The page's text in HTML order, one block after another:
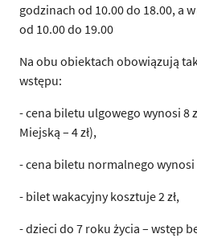
godzinach od 10.00 do 18.00, a
od 10.00 do 19.00
Na obu obiektach obowiązują
wstępu:
- cena biletu ulgowego wynosi 8
Miejską – 4 zł),
- cena biletu normalnego wynosi
- bilet wakacyjny kosztuje 2 zł,
- dzieci do 7 roku życia – wstęp